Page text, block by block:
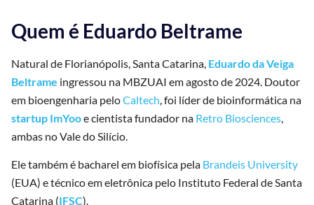
Quem é Eduardo Beltrame
Natural de Florianópolis, Santa Catarina, Eduardo da Veiga
Beltrame ingressou na MBZUAI em agosto de 2024. Doutor
em bioengenharia peloCaltech, foi líder de bioinformática na
startup ImYooe cientista fundador na Retro Biosciences,
ambas no Vale do Silício.
Ele também é bacharel em biofísica pela Brandeis University
(EUA) e técnico em eletrônica pelo Instituto Federal de Santa
Catarina (IFSC).